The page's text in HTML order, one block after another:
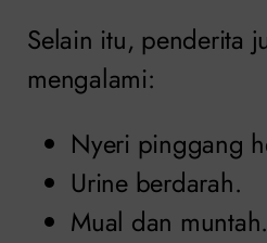
Selain itu, penderita
mengalami:
Nyeri pinggang
Urine berdarah.
Mual dan muntah.